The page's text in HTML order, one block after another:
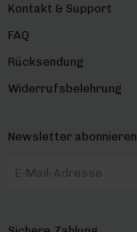
Kontakt & Support
FAQ
Rücksendung
Widerrufsbelehrung
Newsletter abonnieren